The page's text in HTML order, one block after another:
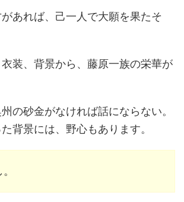
があれば、己一人で大願を果たそ
装、背景から、藤原一族の栄華が
の砂金がなければ話にならない。
背景には、野心もあります。